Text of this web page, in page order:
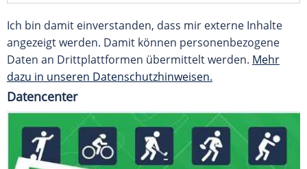
Ich bin damit einverstanden, dass mir externe Inhalte
angezeigt werden. Damit können personenbezogene
Daten an Drittplattformen übermittelt werden. Mehr
dazu in unseren Datenschutzhinweisen.
Datencenter